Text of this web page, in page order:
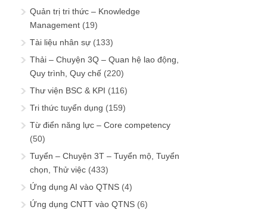
Quản trị tri thức – Knowledge
Management (19)
Tài liệu nhân sự (133)
Thải – Chuyện 3Q – Quan hệ lao động,
Quy trình, Quy chế (220)
Thư viện BSC & KPI (116)
Tri thức tuyển dụng (159)
Từ điển năng lực – Core competency
(50)
Tuyển – Chuyện 3T – Tuyển mộ, Tuyển
chọn, Thử việc (433)
Ứng dụng AI vào QTNS (4)
Ứng dụng CNTT vào QTNS (6)